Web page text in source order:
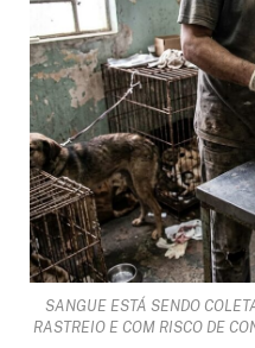
SANGUE ESTÁ SENDO
RASTREIO E COM RISCO DE